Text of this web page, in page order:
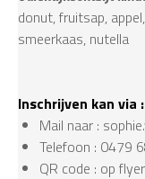
donut, fruitsap,
smeerkaas, nutella
Inschrijven kan via
Mail naar :
Telefoon : 0479
QR code : op flyer